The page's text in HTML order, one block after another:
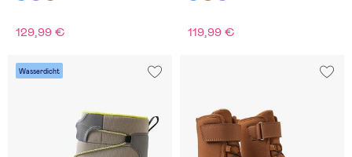
129,99 € 119,99 €
Wasserdicht